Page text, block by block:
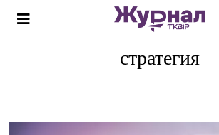
стратегия